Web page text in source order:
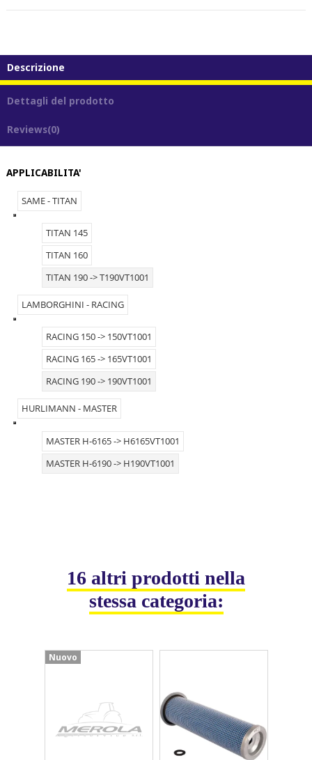
Descrizione
Dettagli del prodotto
Reviews(0)
APPLICABILITA'
SAME - TITAN
TITAN 145
TITAN 160
TITAN 190 -> T190VT1001
LAMBORGHINI - RACING
RACING 150 -> 150VT1001
RACING 165 -> 165VT1001
RACING 190 -> 190VT1001
HURLIMANN - MASTER
MASTER H-6165 -> H6165VT1001
MASTER H-6190 -> H190VT1001
16 altri prodotti nella
stessa categoria:
Nuovo